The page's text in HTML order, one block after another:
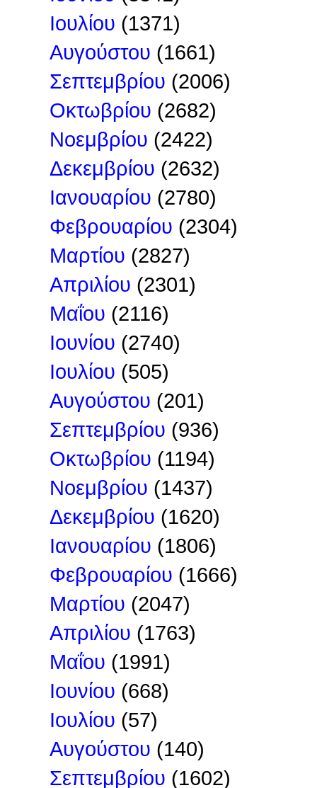
Ιουλίου (1371)
Αυγούστου (1661)
Σεπτεμβρίου (2006)
Οκτωβρίου (2682)
Νοεμβρίου (2422)
Δεκεμβρίου (2632)
Ιανουαρίου (2780)
Φεβρουαρίου (2304)
Μαρτίου (2827)
Απριλίου (2301)
Μαΐου (2116)
Ιουνίου (2740)
Ιουλίου (505)
Αυγούστου (201)
Σεπτεμβρίου (936)
Οκτωβρίου (1194)
Νοεμβρίου (1437)
Δεκεμβρίου (1620)
Ιανουαρίου (1806)
Φεβρουαρίου (1666)
Μαρτίου (2047)
Απριλίου (1763)
Μαΐου (1991)
Ιουνίου (668)
Ιουλίου (57)
Αυγούστου (140)
Σεπτεμβρίου (1602)